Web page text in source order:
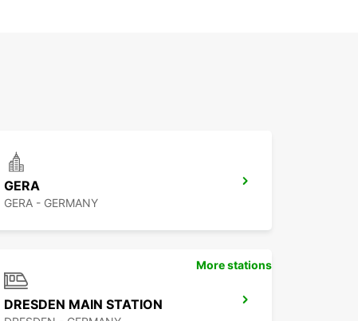
GERA
GERA - GERMANY
DRESDEN MAIN STATION
More stations